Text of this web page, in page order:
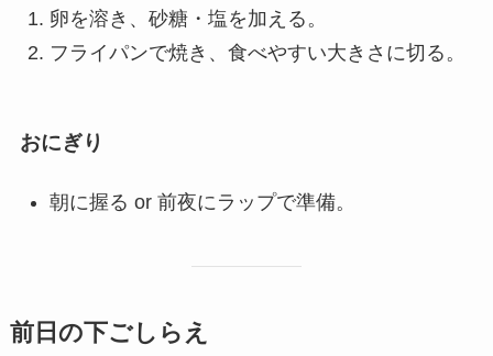
卵を溶き、砂糖・塩を加える。
フライパンで焼き、食べやすい大きさに切る。
おにぎり
朝に握る or 前夜にラップで準備。
前日の下ごしらえ